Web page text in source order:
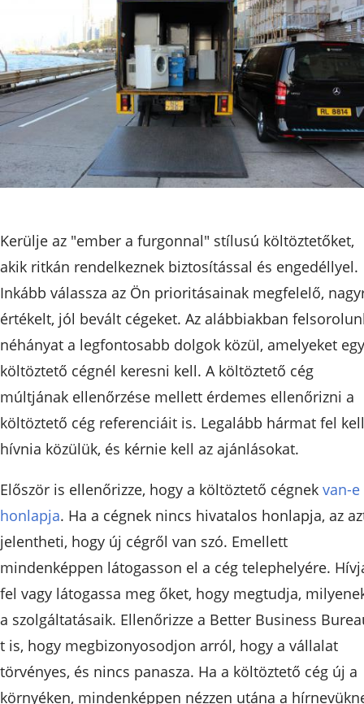
Kerülje az "ember a furgonnal" stílusú költöztetőket,
akik ritkán rendelkeznek biztosítással és engedéllyel.
Inkább válassza az Ön prioritásainak megfelelő,
értékelt, jól bevált cégeket. Az alábbiakban
néhányat a legfontosabb dolgok közül, amelyeket egy
költöztető cégnél keresni kell. A költöztető cég
múltjának ellenőrzése mellett érdemes ellenőrizni a
költöztető cég referenciáit is. Legalább hármat fel kell
hívnia közülük, és kérnie kell az ajánlásokat.
Először is ellenőrizze, hogy a költöztető cégnek van-e
honlapja. Ha a cégnek nincs hivatalos honlapja, az
jelentheti, hogy új cégről van szó. Emellett
mindenképpen látogasson el a cég telephelyére.
fel vagy látogassa meg őket, hogy megtudja,
a szolgáltatásaik. Ellenőrizze a Better Business
t is, hogy megbizonyosodjon arról, hogy a vállalat
törvényes, és nincs panasza. Ha a költöztető cég új a
környéken, mindenképpen nézzen utána a